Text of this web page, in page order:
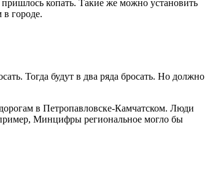
копать. Такие же можно установить
городе.
Тогда будут в два ряда бросать. Но должно
в Петропавловске-Камчатском. Люди
Минцифры региональное могло бы